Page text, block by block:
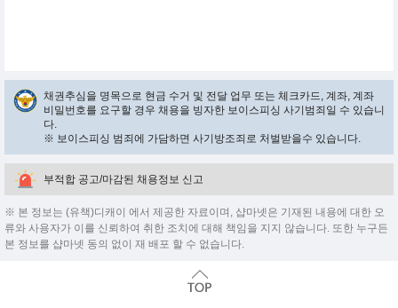
채권추심을 명목으로 현금 수거 및 전달 업무 또는 체크카드, 계좌, 계좌
비밀번호를 요구할 경우 채용을 빙자한 보이스피싱 사기범죄일 수 있습니
다.
※ 보이스피싱 범죄에 가담하면 사기방조죄로 처벌받을수 있습니다.
부적합 공고/마감된 채용정보 신고
※ 본 정보는 (유책)디캐이 에서 제공한 자료이며, 샵마넷은 기재된 내용에 대한 오
류와 사용자가 이를 신뢰하여 취한 조치에 대해 책임을 지지 않습니다. 또한 누구든
본 정보를 샵마넷 동의 없이 재 배포 할 수 없습니다.